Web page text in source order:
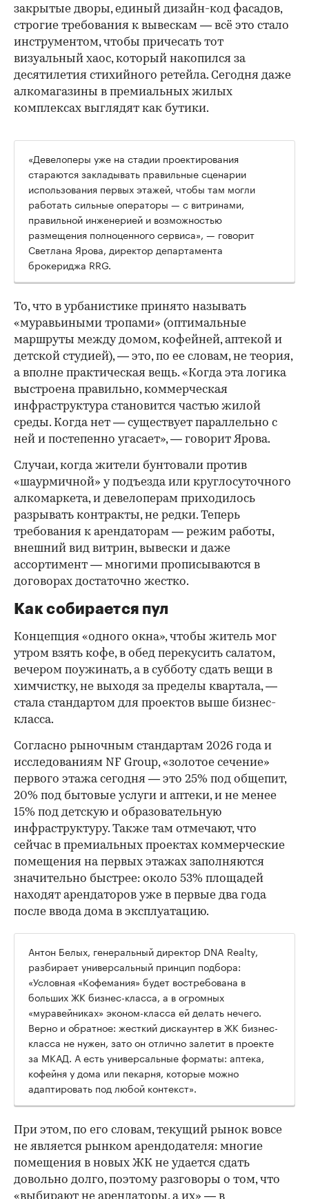
закрытые дворы, единый дизайн-код фасадов,
строгие требования к вывескам — всё это стало
инструментом, чтобы причесать тот
визуальный хаос, который накопился за
десятилетия стихийного ретейла. Сегодня даже
алкомагазины в премиальных жилых
комплексах выглядят как бутики.
00:00
«Девелоперы уже на стадии проектирования
стараются закладывать правильные сценарии
использования первых этажей, чтобы там могли
работать сильные операторы — с витринами,
правильной инженерией и возможностью
размещения полноценного сервиса», — говорит
Светлана Ярова, директор департамента
брокериджа RRG.
То, что в урбанистике принято называть
«муравьиными тропами» (оптимальные
маршруты между домом, кофейней, аптекой и
детской студией), — это, по ее словам, не теория,
а вполне практическая вещь. «Когда эта логика
выстроена правильно, коммерческая
инфраструктура становится частью жилой
среды. Когда нет — существует параллельно с
ней и постепенно угасает», — говорит Ярова.
Случаи, когда жители бунтовали против
«шаурмичной» у подъезда или круглосуточного
алкомаркета, и девелоперам приходилось
разрывать контракты, не редки. Теперь
требования к арендаторам — режим работы,
внешний вид витрин, вывески и даже
ассортимент — многими прописываются в
договорах достаточно жестко.
Как собирается пул
Концепция «одного окна», чтобы житель мог
утром взять кофе, в обед перекусить салатом,
вечером поужинать, а в субботу сдать вещи в
химчистку, не выходя за пределы квартала, —
стала стандартом для проектов выше бизнес-
класса.
Согласно рыночным стандартам 2026 года и
исследованиям NF Group, «золотое сечение»
первого этажа сегодня — это 25% под общепит,
20% под бытовые услуги и аптеки, и не менее
15% под детскую и образовательную
инфраструктуру. Также там отмечают, что
сейчас в премиальных проектах коммерческие
помещения на первых этажах заполняются
значительно быстрее: около 53% площадей
находят арендаторов уже в первые два года
после ввода дома в эксплуатацию.
Антон Белых, генеральный директор DNA Realty,
разбирает универсальный принцип подбора:
«Условная «Кофемания» будет востребована в
больших ЖК бизнес-класса, а в огромных
«муравейниках» эконом-класса ей делать нечего.
Верно и обратное: жесткий дискаунтер в ЖК бизнес-
класса не нужен, зато он отлично залетит в проекте
за МКАД. А есть универсальные форматы: аптека,
кофейня у дома или пекарня, которые можно
адаптировать под любой контекст».
При этом, по его словам, текущий рынок вовсе
не является рынком арендодателя: многие
помещения в новых ЖК не удается сдать
довольно долго, поэтому разговоры о том, что